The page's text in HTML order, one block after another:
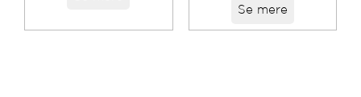
Se mere